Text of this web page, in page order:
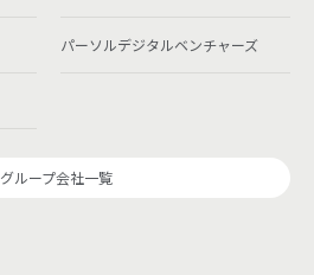
パーソルデジタルベンチャーズ
グループ会社一覧